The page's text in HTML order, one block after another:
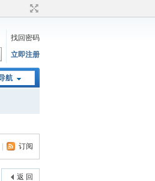
找回密码
立即注册
航
订阅
返 回